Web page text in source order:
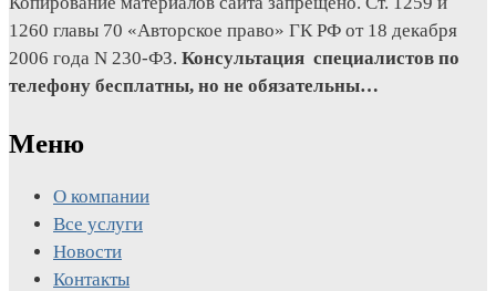
1260 главы 70 «Авторское право» ГК РФ от 18 декабря
2006 года N 230-ФЗ. Консультация специалистов по
телефону бесплатны, но не обязательны…
Меню
О компании
Все услуги
Новости
Контакты